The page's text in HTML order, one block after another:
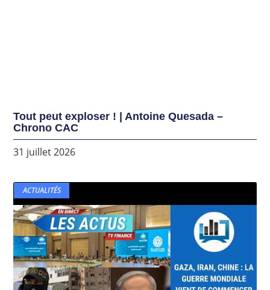
Tout peut exploser ! | Antoine Quesada –
Chrono CAC
31 juillet 2026
ACTUALITÉS